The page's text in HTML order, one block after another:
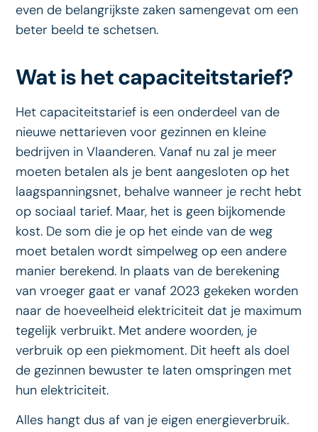
even de belangrijkste zaken samengevat om een
beter beeld te schetsen.
Wat is het capaciteitstarief?
Het capaciteitstarief is een onderdeel van de
nieuwe nettarieven voor gezinnen en kleine
bedrijven in Vlaanderen. Vanaf nu zal je meer
moeten betalen als je bent aangesloten op het
laagspanningsnet, behalve wanneer je recht hebt
op sociaal tarief. Maar, het is geen bijkomende
kost. De som die je op het einde van de weg
moet betalen wordt simpelweg op een andere
manier berekend. In plaats van de berekening
van vroeger gaat er vanaf 2023 gekeken worden
naar de hoeveelheid elektriciteit dat je maximum
tegelijk verbruikt. Met andere woorden, je
verbruik op een piekmoment. Dit heeft als doel
de gezinnen bewuster te laten omspringen met
hun elektriciteit.
Alles hangt dus af van je eigen energieverbruik.